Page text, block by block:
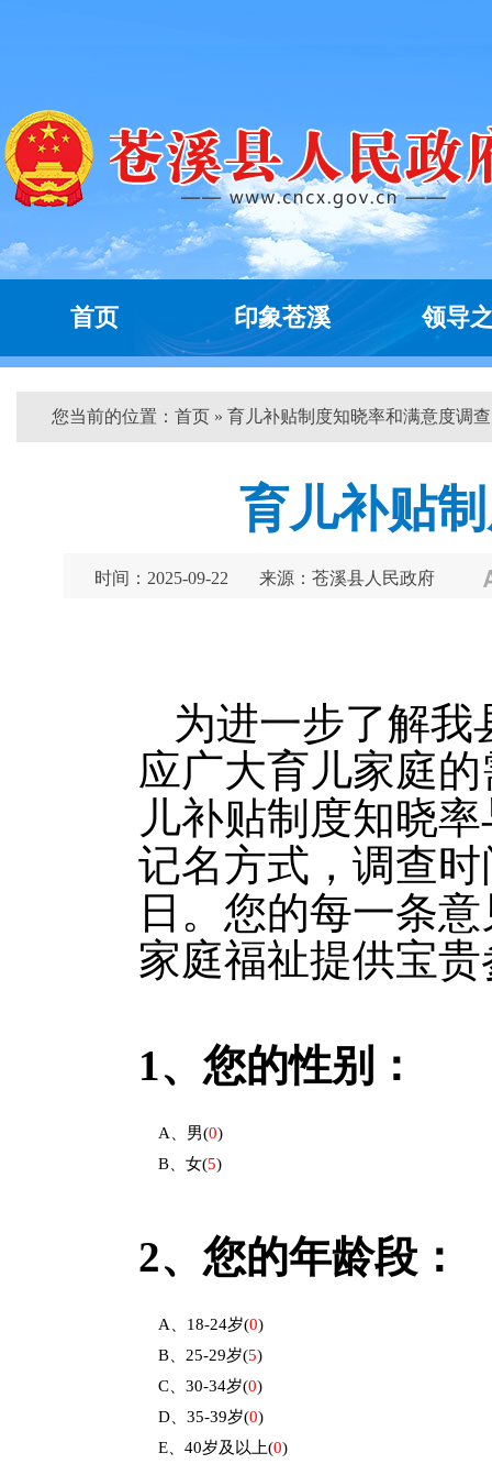
首页 印象苍溪 领导
您当前的位置： 首页 » 育儿补贴制度知晓率和满意度调
育儿补贴
时间：2025-09-22 来源：苍溪县人民政府
为进一步了解我
应广大育儿家庭
儿补贴制度知晓
记名方式，调查时
日。您的每一条
家庭福祉提供宝
1、 您的性别：
A、男(0)
B、女(5)
2、 您的年龄段：
A、18-24岁(0)
B、25-29岁(5)
C、30-34岁(0)
D、35-39岁(0)
E、40岁及以上(0)